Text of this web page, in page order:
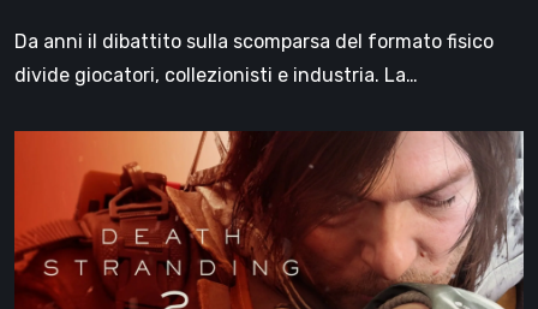
Da anni il dibattito sulla scomparsa del formato fisico
divide giocatori, collezionisti e industria. La…
Stranding
On
the